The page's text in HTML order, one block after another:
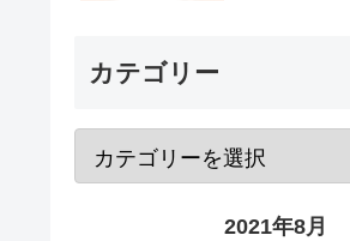
カテゴリー
2021年8月